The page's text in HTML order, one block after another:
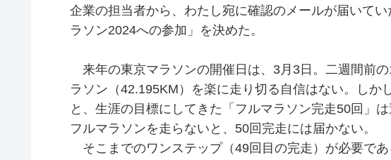
企業の担当者から、わたし宛に確認のメールが届いて
ラソン2024への参加」を決めた。
来年の東京マラソンの開催日は、3月3日。二週間前
ラソン（42.195KM）を楽に走り切る自信はない。しか
と、生涯の目標にしてきた「フルマラソン完走50回」
フルマラソンを走らないと、50回完走には届かない。
そこまでのワンステップ（49回目の完走）が必要であ